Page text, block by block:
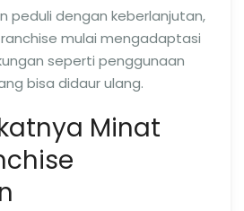
peduli dengan keberlanjutan,
mulai mengadaptasi
seperti penggunaan
bisa didaur ulang.
Minat